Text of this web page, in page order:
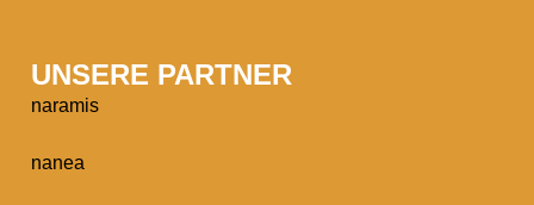
UNSERE PARTNER
naramis
nanea